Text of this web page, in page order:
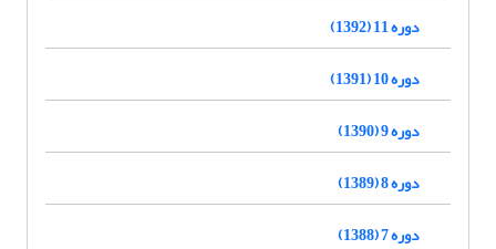
دوره 11 (1392)
دوره 10 (1391)
دوره 9 (1390)
دوره 8 (1389)
دوره 7 (1388)